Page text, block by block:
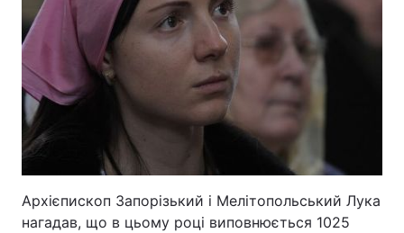
Архієпископ Запорізький і Мелітопольський Лука
нагадав, що в цьому році виповнюється 1025